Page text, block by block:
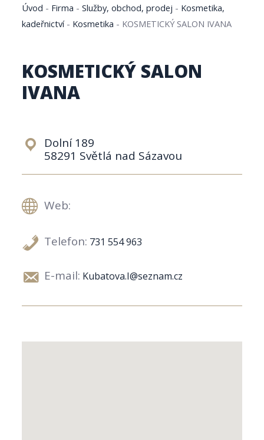
Úvod - Firma -Služby, obchod, prodej - Kosmetika,
kadeřnictví- Kosmetika - KOSMETICKÝ SALON IVANA
KOSMETICKÝ SALON
IVANA
Dolní 189
58291 Světlá nad Sázavou
Web:
Telefon: 731 554 963
E-mail: Kubatova.I@seznam.cz